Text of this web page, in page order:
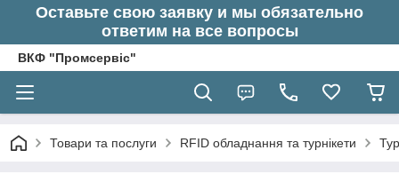
Оставьте свою заявку и мы обязательно
ответим на все вопросы
ВКФ "Промсервіс"
Товари та послуги RFID обладнання та турнікети